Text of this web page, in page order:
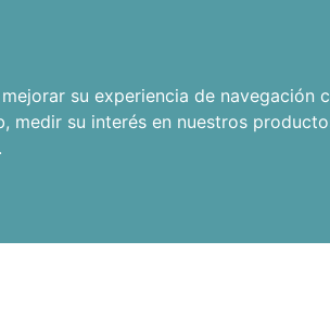
su experiencia de navegación
, medir su interés en nuestros
.